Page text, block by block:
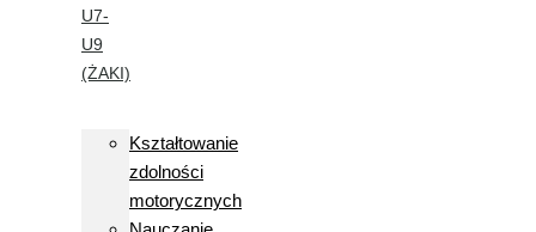
U7-
U9
(ŻAKI)
Kształtowanie
zdolności
motorycznych